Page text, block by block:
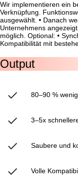
Wir implementieren ein
Verknüpfung.
ausgewählt. • Danach
Unternehmens
möglich. Optional: •
Kompatibilität mit
Output
80–90 %
3–5x
Saubere und
Volle